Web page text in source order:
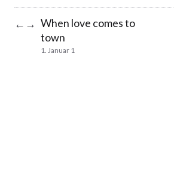
← → When love comes to
town
1. Januar 1